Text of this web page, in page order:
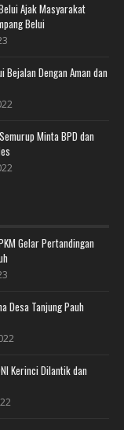
Ajak Masyarakat
Belui
Bejalan Dengan Aman dan
Minta BPD dan
Gelar Pertandingan
Desa Tanjung Pauh
Kerinci Dilantik dan